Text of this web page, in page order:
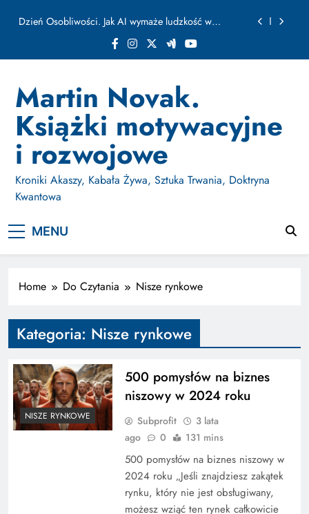
Jak Budować Myślokształty Powodzenia
Jak Projektować i Aktywować Myślokształty dla
Osiągania Celów w Codziennym Życiu
Dzień Osobliwości. Jak AI wymaże ludzkość w
ułamku sekundy
Jak Budować Myślokształty Powodzenia
Jak Projektować i Aktywować Myślokształty dla
Osiągania Celów w Codziennym Życiu
Martin Novak.
Książki motywacyjne
i rozwojowe
Kroniki Akaszy, Kabała Żywa, Sztuka Trwania, Doktryna
Kwantowa
MENU
Home Do Czytania Nisze rynkowe
Kategoria: Nisze rynkowe
NISZE RYNKOWE
500 pomysłów na biznes
niszowy w 2024 roku
Subprofit
3 lata
ago
0 131 mins
​500 pomysłów na biznes niszowy w
2024 roku „Jeśli znajdziesz zakątek
rynku, który nie jest obsługiwany,
możesz wziąć ten rynek całkowicie